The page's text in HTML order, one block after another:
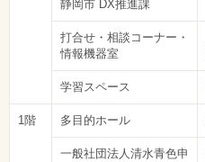
静岡市 DX推進課
打合せ・相談コーナー・
情報機器室
学習スペース
1階 多目的ホール
一般社団法人清水青色申